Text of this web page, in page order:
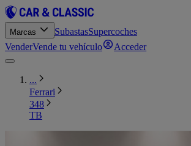
Marcas SubastasSupercoches
VenderVende tu vehículo Acceder
...
Ferrari
348
TB